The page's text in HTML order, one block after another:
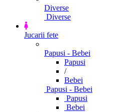
Diverse
Diverse
Jucarii fete
Papusi - Bebei
Papusi
/
Bebei
Papusi - Bebei
Papusi
Bebei